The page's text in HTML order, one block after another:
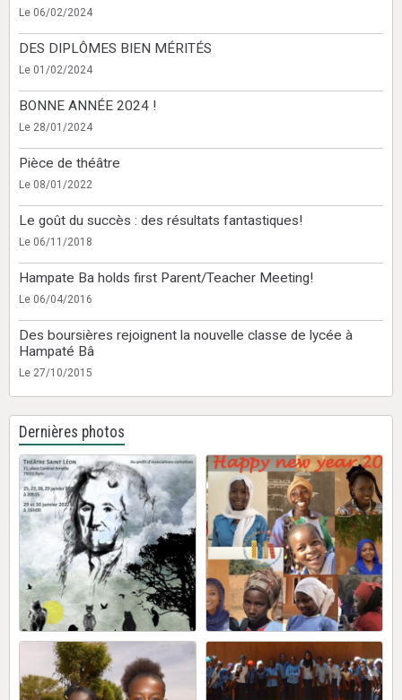
Le 06/02/2024
DES DIPLÔMES BIEN MÉRITÉS
Le 01/02/2024
BONNE ANNÉE 2024 !
Le 28/01/2024
Pièce de théâtre
Le 08/01/2022
Le goût du succès : des résultats fantastiques!
Le 06/11/2018
Hampate Ba holds first Parent/Teacher Meeting!
Le 06/04/2016
Des boursières rejoignent la nouvelle classe de lycée à
Hampaté Bâ
Le 27/10/2015
Dernières photos